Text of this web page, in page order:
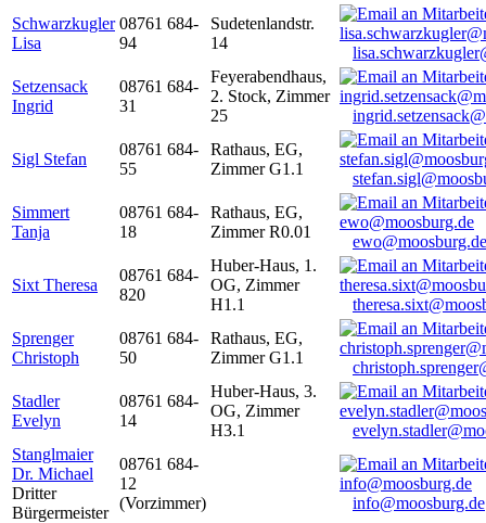
Schwarzkugler
Lisa
08761 684-
94
Sudetenlandstr.
14
Setzensack
Ingrid
08761 684-
31
Feyerabendhaus,
2. Stock, Zimmer
25
Sigl Stefan
08761 684-
55
Rathaus, EG,
Zimmer G1.1
Simmert
Tanja
08761 684-
18
Rathaus, EG,
Zimmer R0.01
ewo@moosburg.de
Sixt Theresa
08761 684-
820
Huber-Haus, 1.
OG, Zimmer
H1.1
Sprenger
Christoph
08761 684-
50
Rathaus, EG,
Zimmer G1.1
Stadler
Evelyn
08761 684-
14
Huber-Haus, 3.
OG, Zimmer
H3.1
Stanglmaier
Dr. Michael
Dritter
Bürgermeister
08761 684-
12
(Vorzimmer)
info@moosburg.de